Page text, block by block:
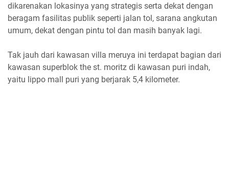
dikarenakan lokasinya yang strategis serta dekat dengan
beragam fasilitas publik seperti jalan tol, sarana angkutan
umum, dekat dengan pintu tol dan masih banyak lagi.
Tak jauh dari kawasan villa meruya ini terdapat bagian dari
kawasan superblok the st. moritz di kawasan puri indah,
yaitu lippo mall puri yang berjarak 5,4 kilometer.